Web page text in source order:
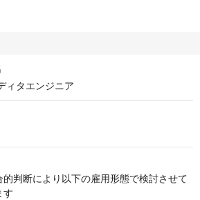
ィタエンジニア
判断により以下の雇用形態で検討させて
す